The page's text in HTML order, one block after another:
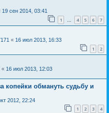
19 сен 2014, 03:41
1 … 4 5 6 7
« 16 июл 2013, 16:33
1 2
« 16 июл 2013, 12:03
обмануть судьбу и
2012, 22:24
1 2 3 4